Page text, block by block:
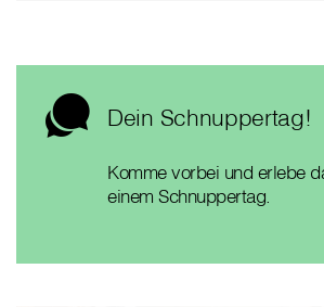
Dein Schnuppertag!
Komme vorbei und erlebe
einem Schnuppertag.